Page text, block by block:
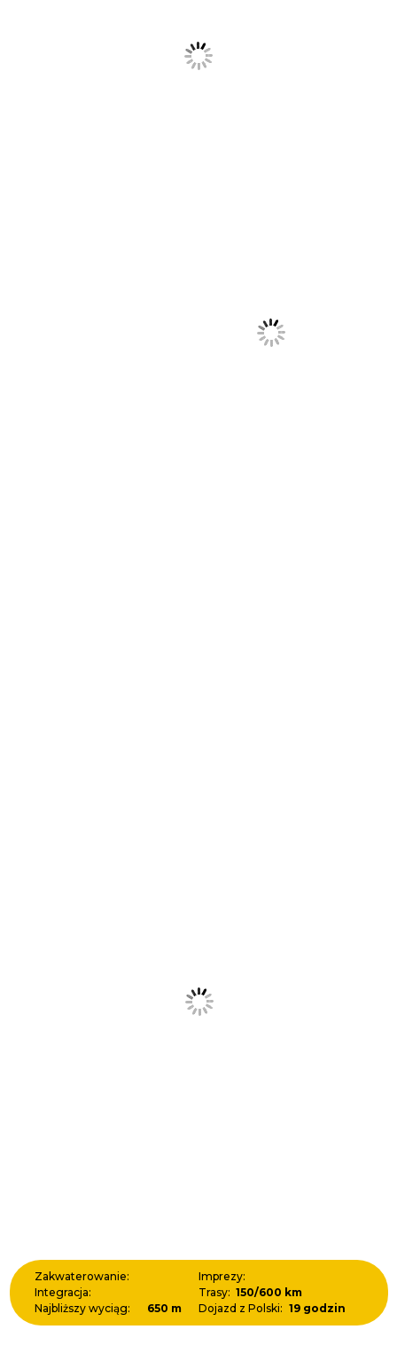
Zakwaterowanie:
Imprezy:
Integracja:
Trasy: 150/600 km
Najbliższy wyciąg:
650 m Dojazd z Polski: 19 godzin